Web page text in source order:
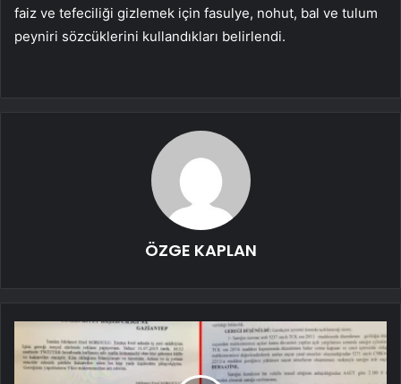
faiz ve tefeciliği gizlemek için fasulye, nohut, bal ve tulum
peyniri sözcüklerini kullandıkları belirlendi.
ÖZGE KAPLAN